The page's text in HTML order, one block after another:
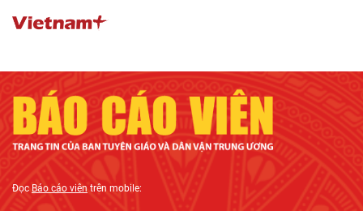
ĐọcBáo cáo viêntrên mobile: